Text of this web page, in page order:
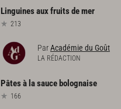
Linguinesauxfruitsdemer
213
ParAcadémie du Goût
LA RÉDACTION
Pâtesà lasauce bolognaise
166